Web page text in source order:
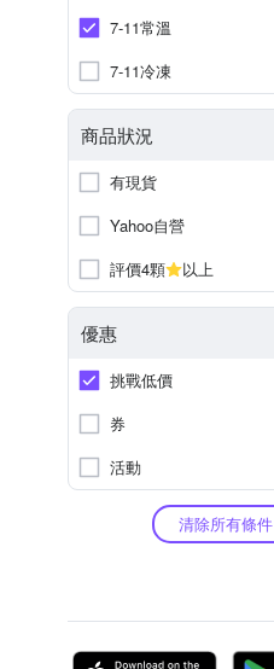
7-11常溫
7-11冷凍
商品狀況
有現貨
Yahoo自營
評價4顆
以上
優惠
挑戰低價
券
活動
清除所有條件